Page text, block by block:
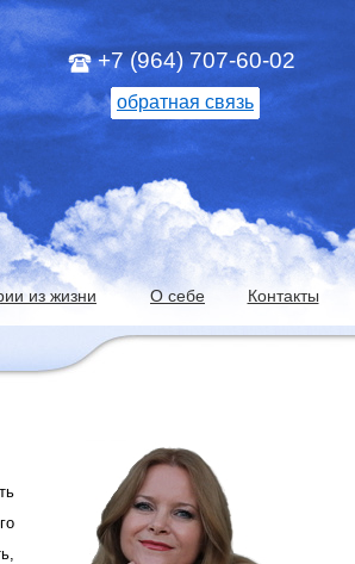
+7 (964) 707-60-02
обратная связь
из жизни О себе Контакты